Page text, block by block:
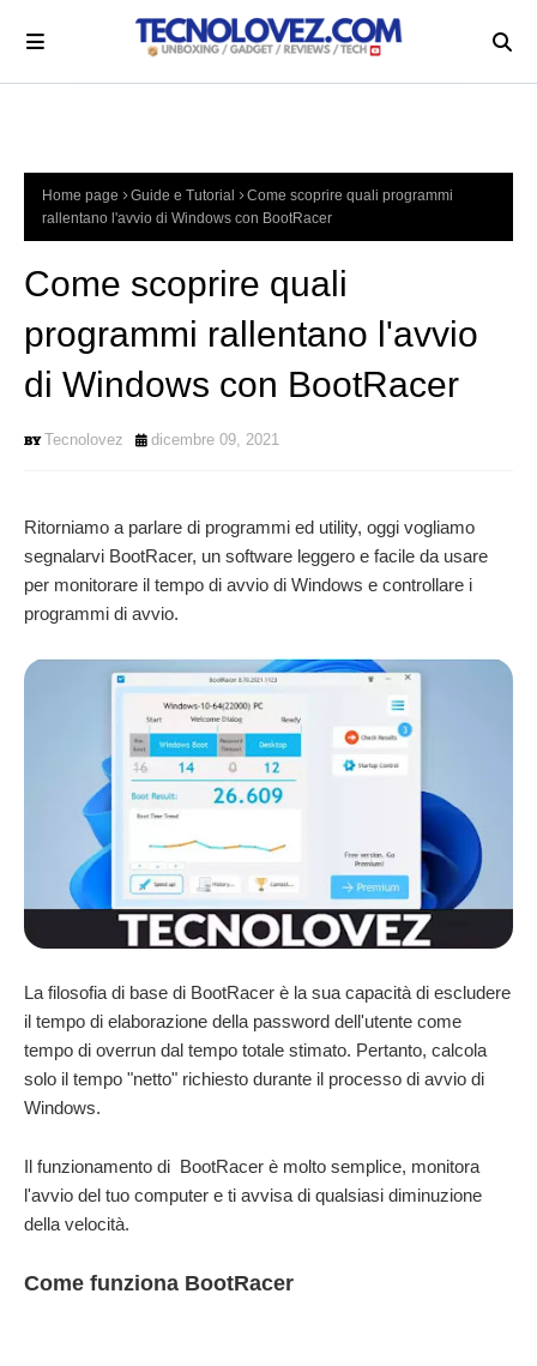
Home page Guide e Tutorial
Come scoprire quali programmi
rallentano l'avvio di Windows con BootRacer
Come scoprire quali
programmi rallentano l'avvio
di Windows con BootRacer
Tecnolovez dicembre 09, 2021
Ritorniamo a parlare di programmi ed utility, oggi vogliamo
segnalarvi BootRacer, un software leggero e facile da usare
per monitorare il tempo di avvio di Windows e controllare i
programmi di avvio.
La filosofia di base di BootRacer è la sua capacità di escludere
il tempo di elaborazione della password dell'utente come
tempo di overrun dal tempo totale stimato. Pertanto, calcola
solo il tempo "netto" richiesto durante il processo di avvio di
Windows.
Il funzionamento di BootRacer è molto semplice, monitora
l'avvio del tuo computer e ti avvisa di qualsiasi diminuzione
della velocità.
Come funziona BootRacer